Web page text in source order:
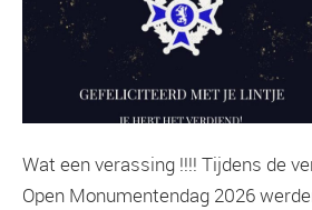
Wat een verassing !!!! Tijdens de
Open Monumentendag 2026